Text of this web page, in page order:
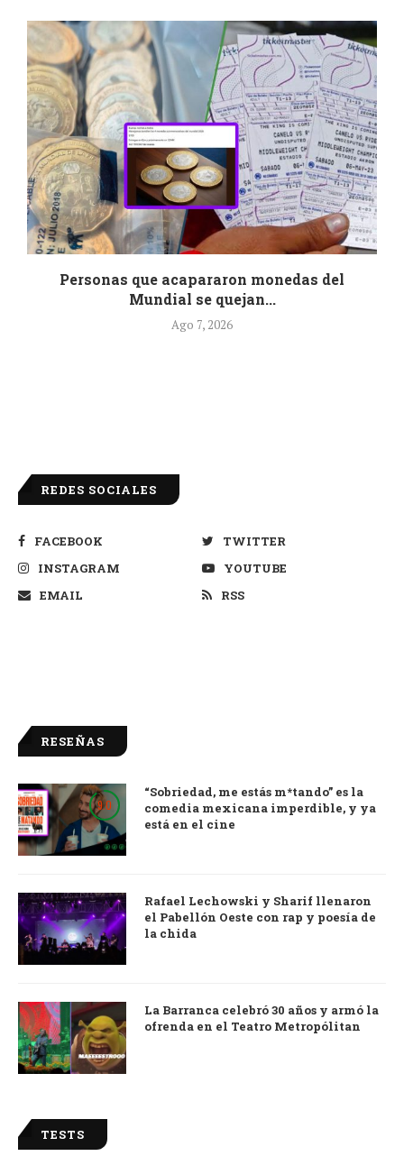
Personas que acapararon monedas del
Mundial se quejan...
Ago 7, 2026
REDES SOCIALES
FACEBOOK
TWITTER
INSTAGRAM
YOUTUBE
EMAIL
RSS
RESEÑAS
9.0
“Sobriedad, me estás m*tando” es la
comedia mexicana imperdible, y ya
está en el cine
Rafael Lechowski y Sharif llenaron
el Pabellón Oeste con rap y poesía de
la chida
La Barranca celebró 30 años y armó la
ofrenda en el Teatro Metropólitan
TESTS